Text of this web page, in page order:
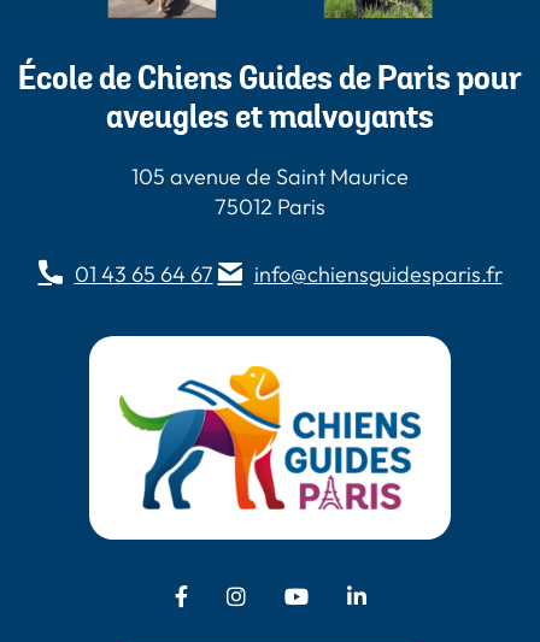
École de Chiens Guides de Paris pour
aveugles et malvoyants
105 avenue de Saint Maurice
75012 Paris
01 43 65 64 67 info@chiensguidesparis.fr
Facebook - Chiens Guides Paris
Instagram - Chiens Guides
Youtube - Chiens